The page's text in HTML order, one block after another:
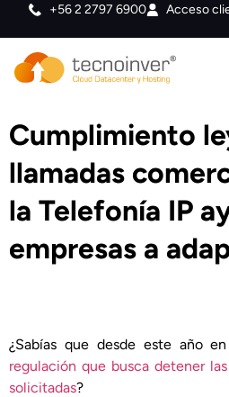
+56 2 2797 6900 Acceso
Cumplimiento
llamadas
la Telefonía IP
empresas a
¿Sabías que desde este año
regulación que busca detener
solicitadas?